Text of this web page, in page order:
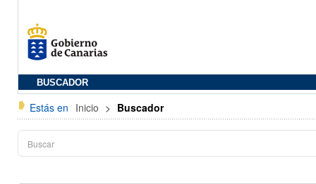
BUSCADOR
Estás en Inicio > Buscador